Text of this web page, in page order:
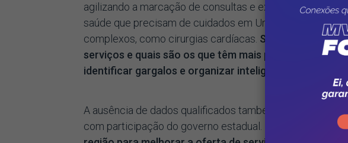
agilizando a marcação de consultas e exames e a
saúde que precisam de cuidados em Unidade de Terapia
complexos, como cirurgias cardíacas. Sem saber
serviços e quais são os que têm mais procura, não é
identificar gargalos e organizar inteligentemente a
A ausência de dados qualificados também diminui as
com participação do governo estadual.
Esse modelo